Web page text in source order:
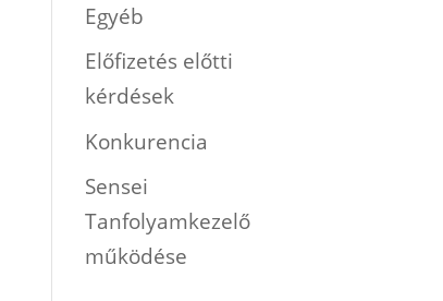
Egyéb
Előfizetés előtti
kérdések
Konkurencia
Sensei
Tanfolyamkezelő
működése